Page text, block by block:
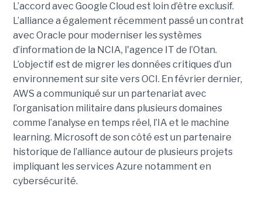
L’accord avec Google Cloud est loin d’être exclusif.
L’alliance a également récemment passé un contrat
avec Oracle pour moderniser les systèmes
d’information de la NCIA, l'agence IT de l’Otan.
L’objectif est de migrer les données critiques d’un
environnement sur site vers OCI. En février dernier,
AWS a communiqué sur un partenariat avec
l’organisation militaire dans plusieurs domaines
comme l’analyse en temps réel, l’IA et le machine
learning. Microsoft de son côté est un partenaire
historique de l’alliance autour de plusieurs projets
impliquant les services Azure notamment en
cybersécurité.